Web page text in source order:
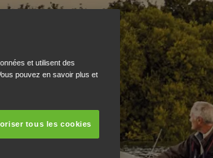
et utilisent des
pouvez en savoir plus et
tous les cookies